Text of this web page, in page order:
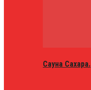
Сауна Сахара.